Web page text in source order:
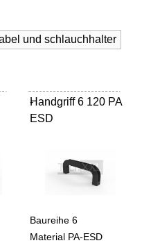
Kabel und schlauchhalter
Handgriff 6 120 PA
ESD
-
Baureihe 6
Material PA-ESD